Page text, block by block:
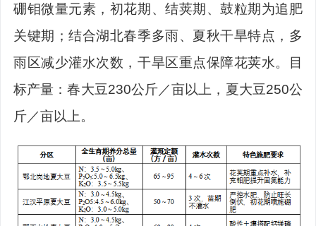
硼钼微量元素，初花期、结荚期、鼓粒期为追肥
关键期；结合湖北春季多雨、夏秋干旱特点，多
雨区减少灌水次数，干旱区重点保障花荚水。目
标产量：春大豆230公斤／亩以上，夏大豆250公
斤／亩以上。